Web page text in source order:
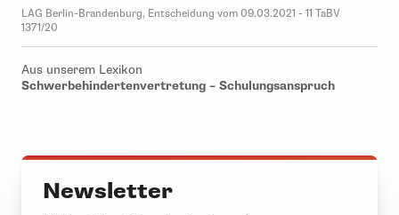
LAG Berlin-Brandenburg, Entscheidung vom 09.03.2021 - 11 TaBV
1371/20
Aus unserem Lexikon
Schwerbehindertenvertretung – Schulungsanspruch
Newsletter